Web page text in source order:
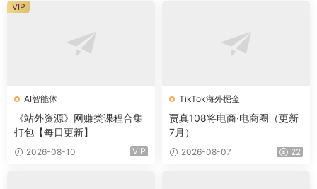
AI智能体
《站外资源》网赚类课程合集
打包【每日更新】
2026-08-10 VIP
VIP
TikTok海外掘金
贾真108将电商·电商圈（更新
7月）
2026-08-07 22